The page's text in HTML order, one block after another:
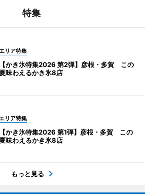
特集
エリア特集
【かき氷特集2026 第2弾】彦根・多賀 この
味わえるかき氷8店
エリア特集
【かき氷特集2026 第1弾】彦根・多賀 この
味わえるかき氷8店
もっと見る